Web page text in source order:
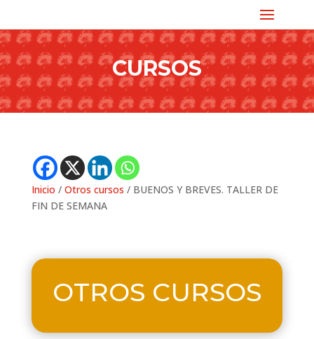
CURSOS
Inicio / Otros cursos / BUENOS Y BREVES. TALLER DE
FIN DE SEMANA
OTROS CURSOS